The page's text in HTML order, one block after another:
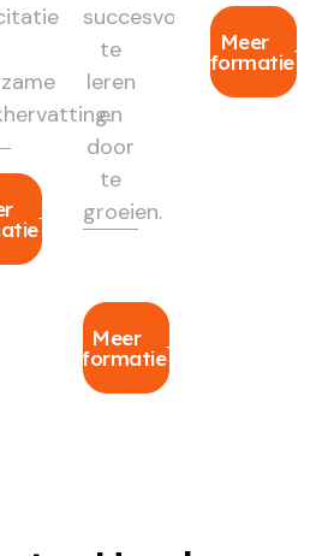
succesvol
te
leren
en
door
te
groeien.
Meer
informatie
Meer
informatie